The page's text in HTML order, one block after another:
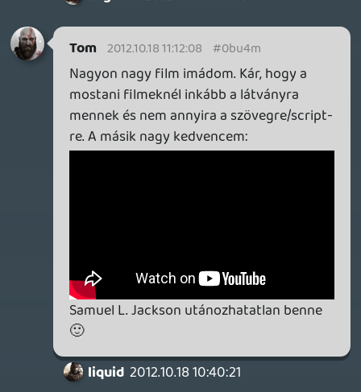
Valószínű mondjuk ezt a részt kihagyom,
mert nagyon nem hozza azt amit vártam...
alapból röhejesen kevés tartalom, rövid
játékidő, a jó irányítás pedig nem elég,
mert a közvetlen vetélytársakkal szemben
(pl.: TDU sorozat) sehol nincsen a
tartalmat tekintve.
2012.10.18 10:40:21 #0bu4j
Sőt, még inkább: kapitalizmus hat percben: